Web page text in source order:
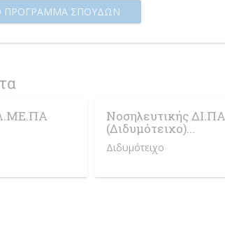
ΠΡΌΓΡΑΜΜΑ ΣΠΟΥΔΏΝ
Νοσηλευτικής
(Διδυμότειχο)...
Διδυμότειχο